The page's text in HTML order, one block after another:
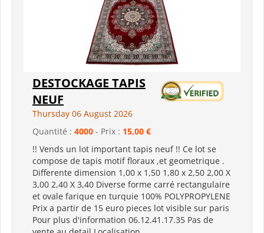
DESTOCKAGE TAPIS
NEUF
Thursday 06 August 2026
Quantité : 4000 - Prix : 15,00 €
!! Vends un lot important tapis neuf !! Ce lot se
compose de tapis motif floraux ,et geometrique .
Differente dimension 1,00 x 1,50 1,80 x 2,50 2,00 X
3,00 2,40 X 3,40 Diverse forme carré rectangulaire
et ovale farique en turquie 100% POLYPROPYLENE
Prix a partir de 15 euro pieces lot visible sur paris
Pour plus d'information 06.12.41.17.35 Pas de